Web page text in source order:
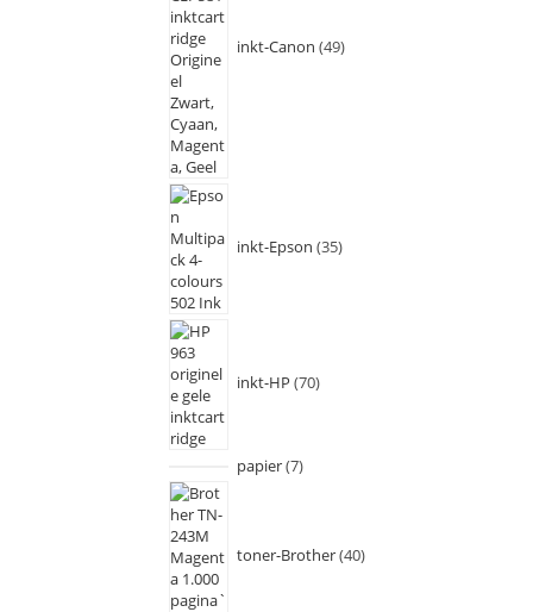
inkt-Canon 49
inkt-Epson 35
inkt-HP 70
papier 7
toner-Brother 40